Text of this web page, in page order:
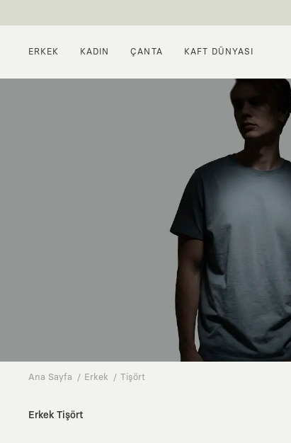
ERKEK KADIN ÇANTA KAFT DÜNYASI
Ana Sayfa Erkek Tişört
Erkek Tişört